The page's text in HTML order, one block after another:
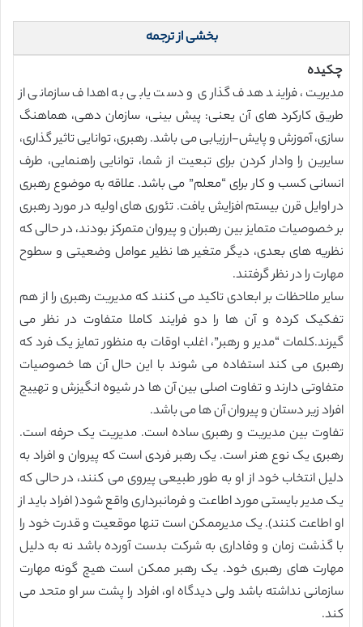
بخشی از ترجمه
چکیده
مدیریت، فرایند هدف گذاری و دست یابی به اهداف سازمانی از
طریق کارکرد های آن یعنی: پیش بینی، سازمان دهی، هماهنگ
سازی، آموزش و پایش-ارزیابی می باشد. رهبری، توانایی تاثیر گذاری،
سایرین را وادار کردن برای تبعیت از شما، توانایی راهنمایی، طرف
انسانی کسب و کار برای “معلم” می باشد. علاقه به موضوع رهبری
در اوایل قرن بیستم افزایش یافت. تئوری های اولیه در مورد رهبری
بر خصوصیات متمایز بین رهبران و پیروان متمرکز بودند، در حالی که
نظریه های بعدی، دیگر متغیر ها نظیر عوامل وضعیتی و سطوح
مهارت را در نظر گرفتند.
سایر ملاحظات بر ابعادی تاکید می کنند که مدیریت رهبری را از هم
تفکیک کرده و آن ها را دو فرایند کاملا متفاوت در نظر می
گیرند.کلمات “مدیر و رهبر”، اغلب اوقات به منظور تمایز یک فرد که
رهبری می کند استفاده می شوند با این حال آن ها خصوصیات
متفاوتی دارند و تفاوت اصلی بین آن ها در شیوه انگیزش و تهییج
افراد زیر دستان و پیروان آن ها می باشد.
تفاوت بین مدیریت و رهبری ساده است. مدیریت یک حرفه است.
رهبری یک نوع هنر است. یک رهبر فردی است که پیروان و افراد به
دلیل انتخاب خود از او به طور طبیعی پیروی می کنند، در حالی که
یک مدیر بایستی مورد اطاعت و فرمانبرداری واقع شود( افراد باید از
او اطاعت کنند). یک مدیرممکن است تنها موقعیت و قدرت خود را
با گذشت زمان و وفاداری به شرکت بدست آورده باشد نه به دلیل
مهارت های رهبری خود. یک رهبر ممکن است هیچ گونه مهارت
سازمانی نداشته باشد ولی دیدگاه او، افراد را پشت سر او متحد می
کند.